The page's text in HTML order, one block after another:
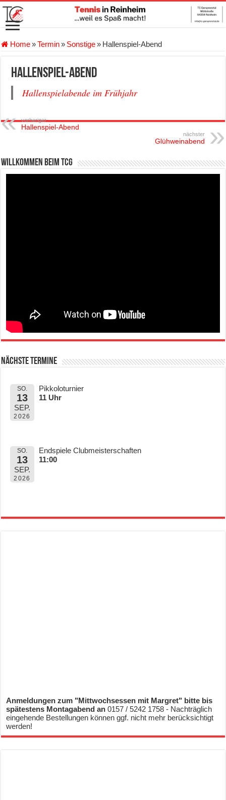
Home»Termin» Sonstige» Hallenspiel-Abend
Hallenspiel-Abend
Hallenspielabende im Frühjahr
vorheriger
Hallenspiel-Abend
nächster
Glühweinabend
Willkommen beim TCG
Nächste Termine
SO.
13
SEP.
2026
Pikkoloturnier
11 Uhr
SO.
13
SEP.
2026
Endspiele Clubmeisterschaften
11:00
Anmeldungen zum "Mittwochsessen mit Margret" bitte bis
spätestens Montagabend an0157 / 5242 1758 - Nachträglich
eingehende Bestellungen können ggf. nicht mehr berücksichtigt
werden!